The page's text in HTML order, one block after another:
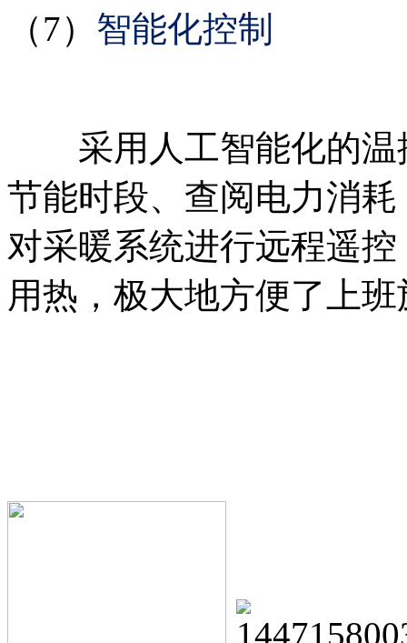
（7） 智能化控制
采用人工智能化的温
节能时段、查阅电力消
对采暖系统进行远程遥
用热，极大地方便了上